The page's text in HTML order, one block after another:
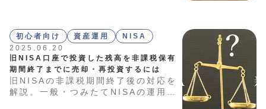
初心者向け 資産運用
NISA
2025.06.20
旧NISA口座で投資した残高を非課税保有
期間終了までに売却・再投資するには
旧NISAの非課税期間終了後の対応を
解説。一般・つみたてNISAの運用期